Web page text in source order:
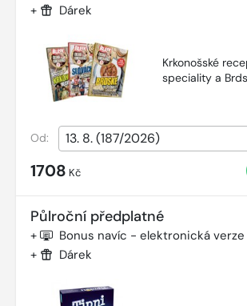
+ Dárek
Krkonošské
speciality a
Od:
1708 Kč
Půlroční předplatné
+ Bonus navíc - elektronická verze
+ Dárek